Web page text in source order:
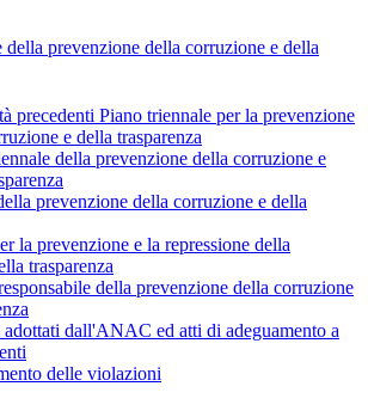
della prevenzione della corruzione e della
precedenti Piano triennale per la prevenzione
e della trasparenza
della prevenzione della corruzione e
prevenzione della corruzione e della
la prevenzione e la repressione della
trasparenza
della prevenzione della corruzione
dall'ANAC ed atti di adeguamento a
delle violazioni